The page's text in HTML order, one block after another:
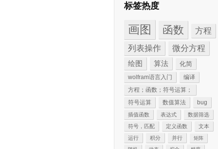
标签热度
画图 函数
方程
列表操作
微分方程
绘图 算法 化简
wolfram语言入门
编译
方程；函数；符号运算；
符号运算
数值算法 bug
插值函数 表达式
数据筛选
符号，匹配
定义函数
文本
运行
积分 并行 矩阵